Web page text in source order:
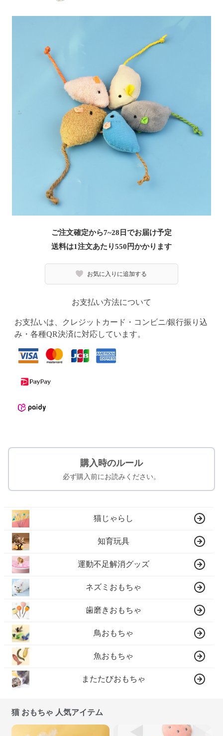
ご注文確定から7~28日でお届け予定
送料は1注文あたり550 円かかります
お気に入りに追加する
お支払い方法について
お支払いは、クレジットカード・コンビニ/銀行振り込
み・各種QR決済に対応しています。
購入時のルール
必ず購入前にお読みください。
猫じゃらし
知育玩具
運動不足解消グッズ
ネズミおもちゃ
歯磨きおもちゃ
鳥おもちゃ
魚おもちゃ
またたびおもちゃ
猫 おもちゃ 人気アイテム